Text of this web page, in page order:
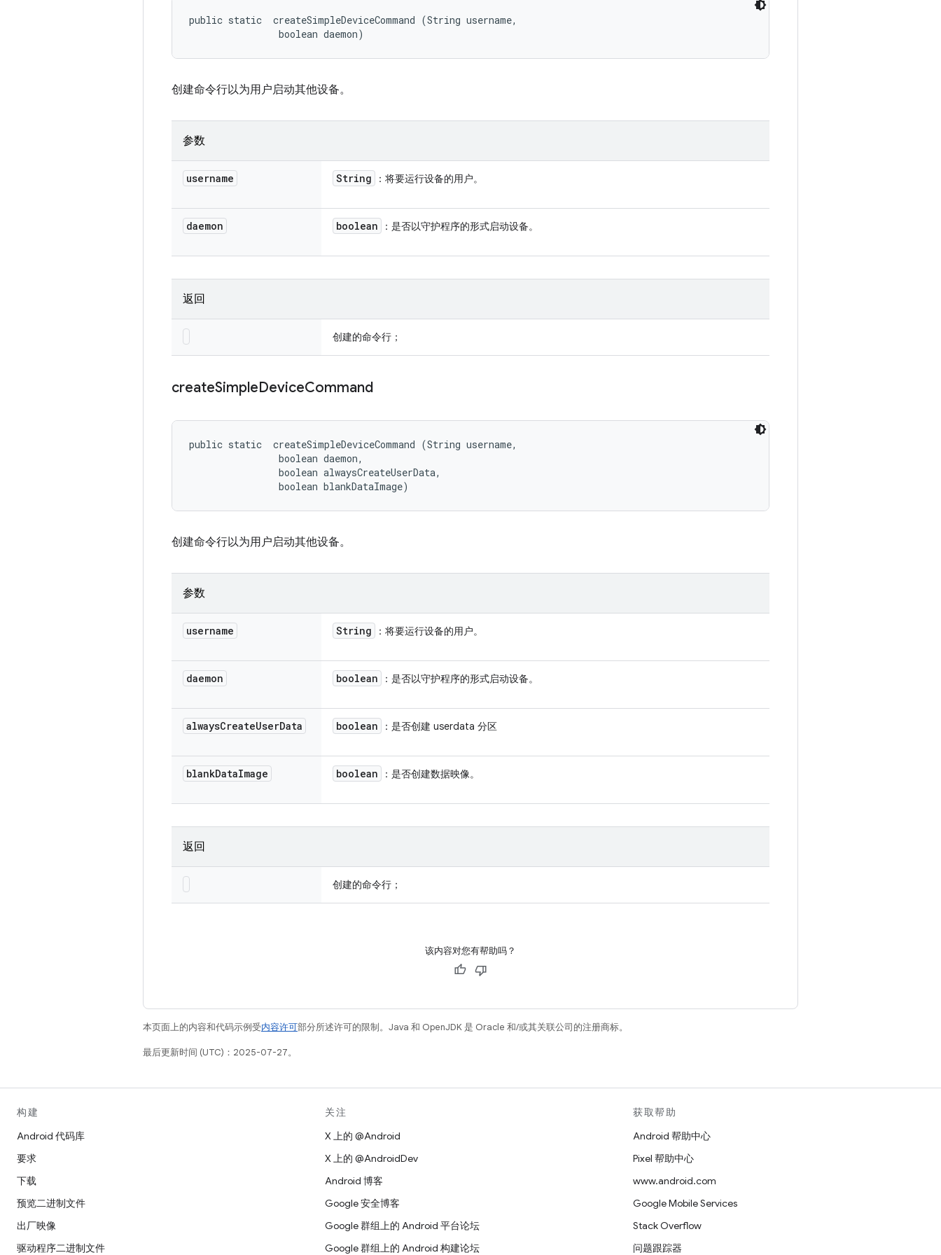
public static
createSimpleDeviceCommand (String username,
                boolean daemon)
创建命令行以为用户启动其他设备。
参数
username String ：将要运行设备的用户。
daemon boolean ：是否以守护程序的形式启动设备。
返回
创建的命令行；
createSimpleDeviceCommand
public static
createSimpleDeviceCommand (String username,
                boolean daemon,
                boolean alwaysCreateUserData,
                boolean blankDataImage)
创建命令行以为用户启动其他设备。
参数
username String ：将要运行设备的用户。
daemon boolean ：是否以守护程序的形式启动设备。
alwaysCreateUserData boolean ：是否创建 userdata 分区
blankDataImage boolean ：是否创建数据映像。
返回
创建的命令行；
该内容对您有帮助吗？
本页面上的内容和代码示例受内容许可部分所述许可的限制。Java 和 OpenJDK 是 Oracle 和/或其关联公司的注册商标。
最后更新时间 (UTC)：2025-07-27。
构建
Android 代码库
要求
下载
预览二进制文件
出厂映像
驱动程序二进制文件
关注
X 上的 @Android
X 上的 @AndroidDev
Android 博客
Google 安全博客
Google 群组上的 Android 平台论坛
Google 群组上的 Android 构建论坛
获取帮助
Android 帮助中心
Pixel 帮助中心
www.android.com
Google Mobile Services
Stack Overflow
问题跟踪器